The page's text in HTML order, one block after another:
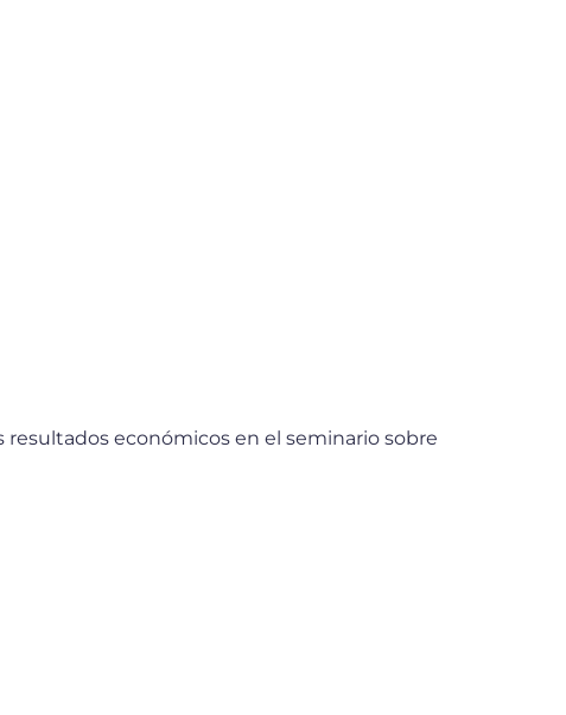
económicos en el seminario sobre